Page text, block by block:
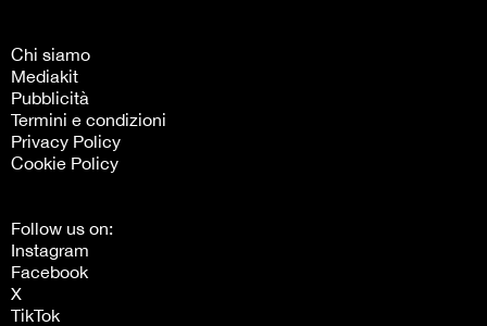
Chi siamo
Mediakit
Pubblicità
Termini e condizioni
Privacy Policy
Cookie Policy
Follow us on:
Instagram
Facebook
X
TikTok